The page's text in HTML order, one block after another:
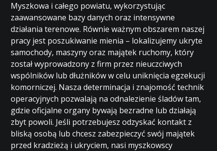
Myszkowa i całego powiatu, wykorzystując
zaawansowane bazy danych oraz intensywne
działania terenowe. Równie ważnym obszarem naszej
pracy jest poszukiwanie mienia – lokalizujemy ukryte
samochody, maszyny oraz majątek ruchomy, który
został wyprowadzony z firm przez nieuczciwych
wspólników lub dłużników w celu uniknięcia egzekucji
komorniczej. Nasza determinacja i znajomość technik
operacyjnych pozwalają na odnalezienie śladów tam,
gdzie oficjalne organy bywają bezradne lub działają
zbyt powoli. Jeśli potrzebujesz odzyskać kontakt z
bliską osobą lub chcesz zabezpieczyć swój majątek
przed kradzieżą i ukryciem, nasi myszkowscy